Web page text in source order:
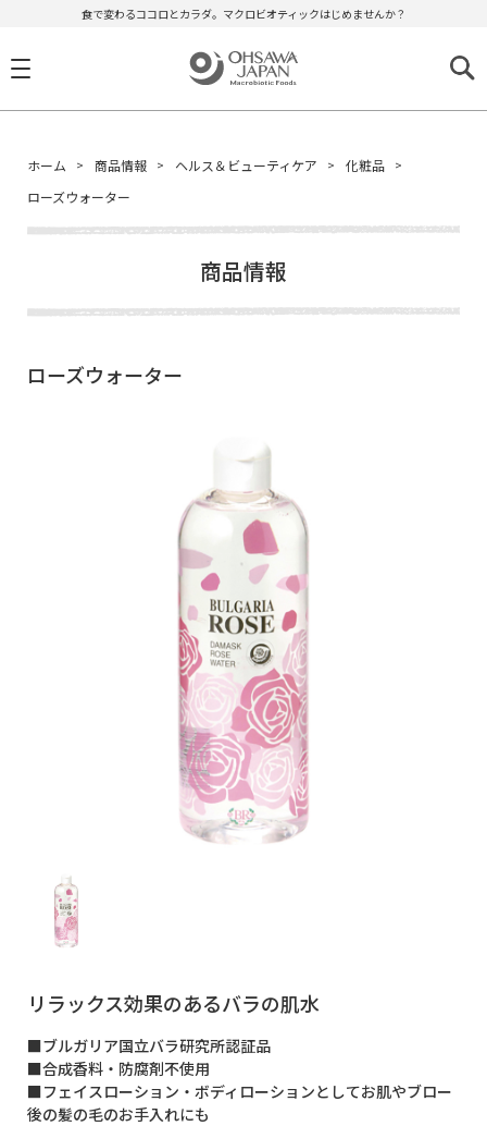
食で変わるココロとカラダ。マクロビオティックはじめませんか？
ホーム 商品情報 ヘルス＆ビューティケア
化粧品
ローズウォーター
商品情報
ローズウォーター
リラックス効果のあるバラの肌水
■ブルガリア国立バラ研究所認証品
■合成香料・防腐剤不使用
■フェイスローション・ボディローションとしてお肌やブロー
後の髪の毛のお手入れにも